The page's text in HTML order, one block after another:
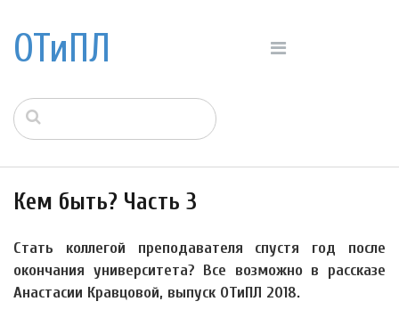
ОТиПЛ
Кем быть? Часть 3
Стать коллегой преподавателя спустя год после
окончания университета? Все возможно в рассказе
Анастасии Кравцовой, выпуск ОТиПЛ 2018.